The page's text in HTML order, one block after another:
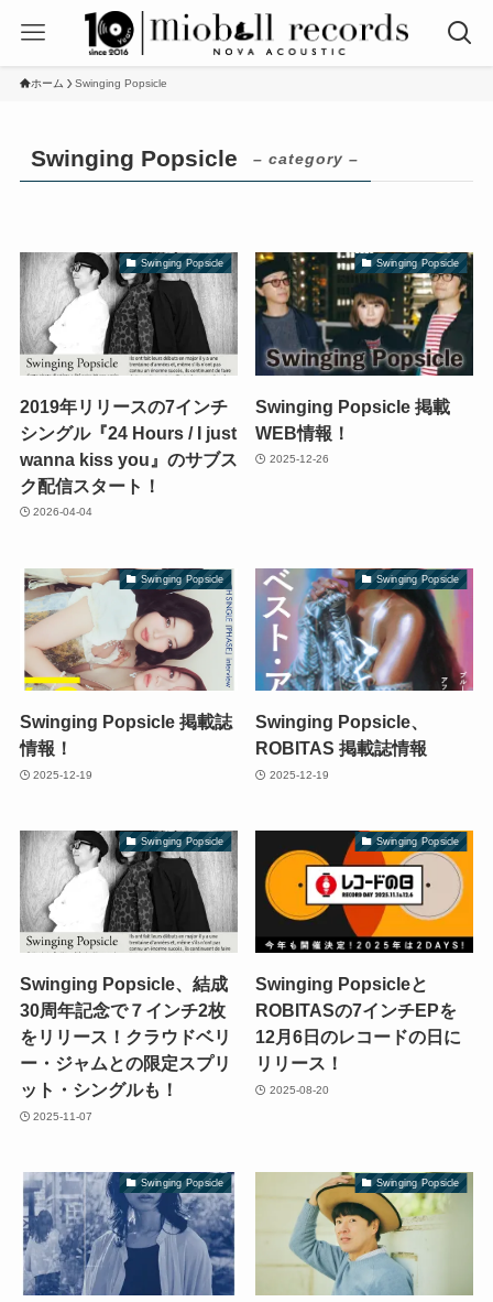
ホーム Swinging Popsicle
Swinging Popsicle – category –
Swinging Popsicle
2019年リリースの7インチ
シングル『24 Hours / I just
wanna kiss you』のサブス
ク配信スタート！
2026-04-04
Swinging Popsicle
Swinging Popsicle 掲載
WEB情報！
2025-12-26
Swinging Popsicle
Swinging Popsicle 掲載誌
情報！
2025-12-19
Swinging Popsicle
Swinging Popsicle、
ROBITAS 掲載誌情報
2025-12-19
Swinging Popsicle
Swinging Popsicle、結成
30周年記念で７インチ2枚
をリリース！クラウドベリ
ー・ジャムとの限定スプリ
ット・シングルも！
2025-11-07
Swinging Popsicle
Swinging Popsicleと
ROBITASの7インチEPを
12月6日のレコードの日に
リリース！
2025-08-20
Swinging Popsicle Swinging Popsicle